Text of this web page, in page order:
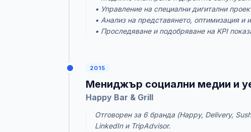
• Управление на специални дигитални
• Анализ на представянето, оптимизация и
• Проследяване и подобряване на KPI
2015
Мениджър социални медии и
Happy Bar & Grill
Отговорен за 6 бранда (Happy, Delivery,
LinkedIn и TripAdvisor.